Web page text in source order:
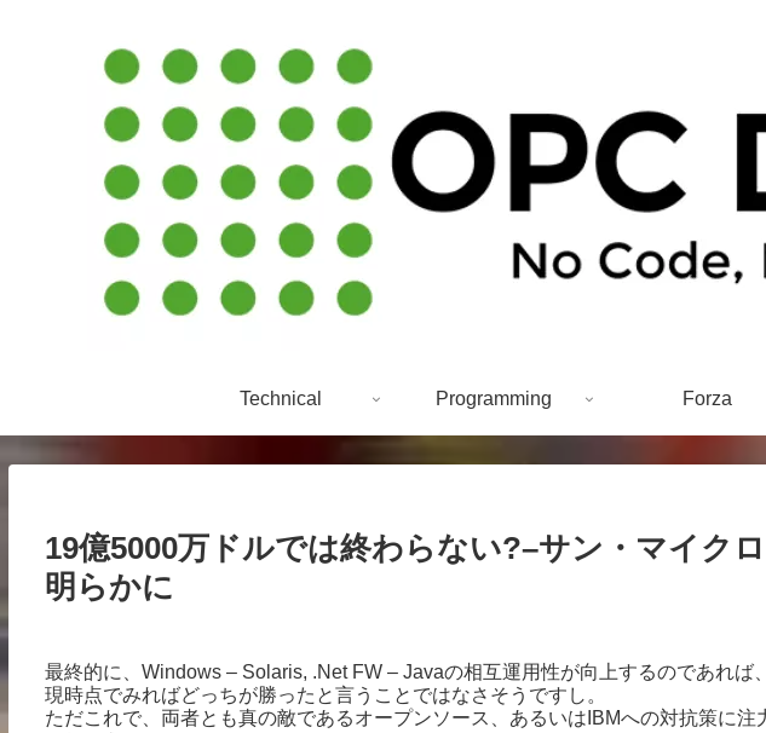
Technical Programming Forza
19億5000万ドルでは終わらない?–サン・マイク
明らかに
最終的に、Windows – Solaris, .Net FW – Javaの相互運用性が向上するのであれば
現時点でみればどっちが勝ったと言うことではなさそうですし。
ただこれで、両者とも真の敵であるオープンソース、あるいはIBMへの対抗策に注